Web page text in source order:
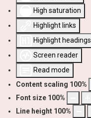
High saturation
Highlight links
Highlight headings
Screen reader
Read mode
Content scaling 100%
Font size 100%
Line height 100%